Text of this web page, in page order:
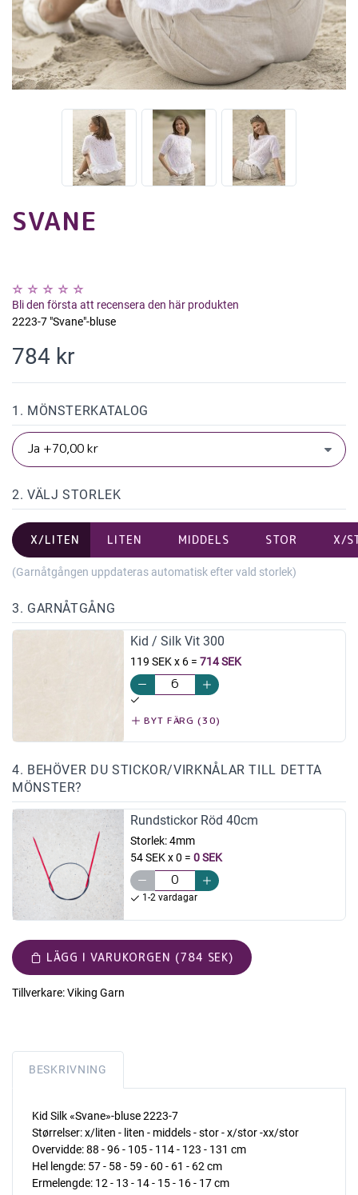
SVANE
Bli den första att recensera den här produkten
2223-7 "Svane"-bluse
784 kr
1. MÖNSTERKATALOG
2. VÄLJ STORLEK
X/LITEN LITEN MIDDELS STOR X/
(Garnåtgången uppdateras automatisk efter vald storlek)
3. GARNÅTGÅNG
Kid / Silk Vit 300
119 SEK x 6= 714 SEK
BYT FÄRG (30)
4. BEHÖVER DU STICKOR/VIRKNÅLAR TILL DETTA
MÖNSTER?
Rundstickor Röd 40cm
Storlek:4mm
54 SEK x 0 = 0 SEK
1-2 vardagar
LÄGG I VARUKORGEN (784 SEK)
Tillverkare:Viking Garn
BESKRIVNING
Kid Silk «Svane»-bluse 2223-7
Størrelser: x/liten - liten - middels - stor - x/stor -xx/stor
Overvidde: 88 - 96 - 105 - 114 - 123 - 131 cm
Hel lengde: 57 - 58 - 59 - 60 - 61 - 62 cm
Ermelengde: 12 - 13 - 14 - 15 - 16 - 17 cm